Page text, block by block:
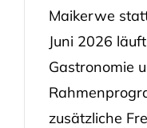
Maikerwe
Juni 2026
Gastronomie
zusätzliche